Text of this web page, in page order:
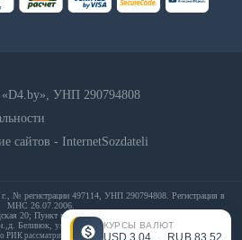
КУРСЫ ВАЛЮТ
USD 3.04 · RUB83.52
УНП 290794808
сайтов - InternetSozdateli
№ регистрации 497114, УНП 290794808. Регистрация в
МНС 26.07.2006.
20; Пункт выдачи: Брест, ул. Московская 364, пав.6;
Белинок, ул. Набережная,д. 13А; E-mail: info@d4.by
РИК рассматривать обращения покупателя: 80164420813,